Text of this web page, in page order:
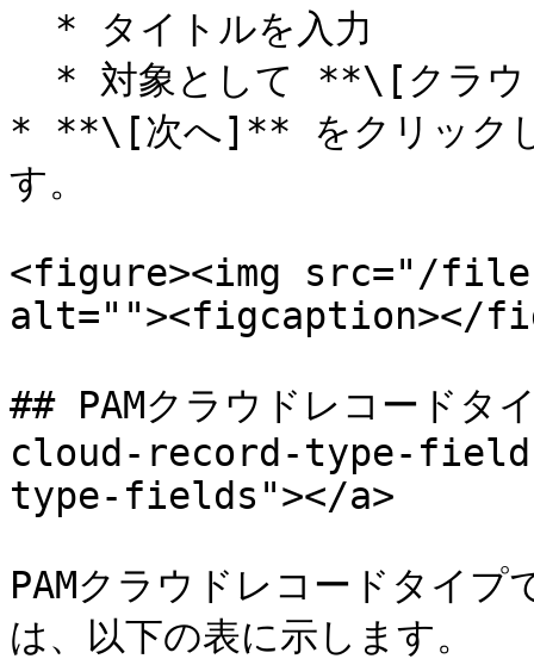
* **\[次へ]** をクリックし
す。
<figure><img src="/files/
alt=""><figcaption></
## PAMクラウドレコード
cloud-record-type-
type-fields"></a>
PAMクラウドレコードタイ
は、以下の表に示します。